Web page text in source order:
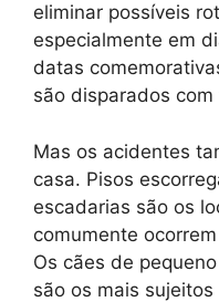
eliminar possíveis
especialmente em
datas
são disparados com
Mas os acidentes
casa. Pisos
escadarias são os
comumente
Os cães de
são os mais